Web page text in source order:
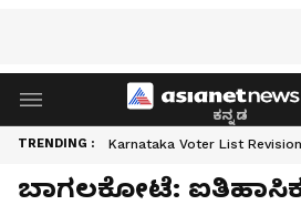
ಕನ್ನಡ
TRENDING : Karnataka Voter List Revision
ಬಾಗಲಕೋಟೆ: